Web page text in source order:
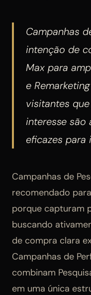
Campanhas
intenção de
Max para
e
visitantes
interesse são
eficazes para
Campanhas de
recomendado
porque capturam
buscando
de compra clara
Campanhas de
combinam
em uma única